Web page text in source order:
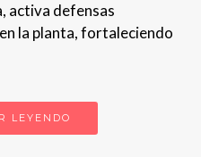
activa defensas
la planta, fortaleciendo
LEYENDO